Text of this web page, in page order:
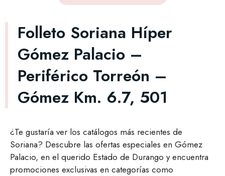
Folleto Soriana Híper
Gómez Palacio –
Periférico Torreón –
Gómez Km. 6.7, 501
¿Te gustaría ver los catálogos más recientes de
Soriana? Descubre las ofertas especiales en Gómez
Palacio, en el querido Estado de Durango y encuentra
promociones exclusivas en categorías como